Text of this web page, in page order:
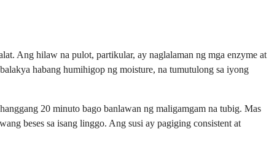
Ang hilaw na pulot, partikular, ay naglalaman ng mga enzyme at
habang humihigop ng moisture, na tumutulong sa iyong
20 minuto bago banlawan ng maligamgam na tubig. Mas
beses sa isang linggo. Ang susi ay pagiging consistent at